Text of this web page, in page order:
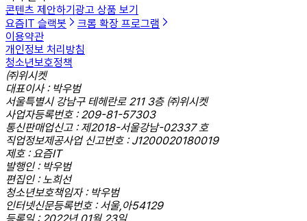
콘텐츠 제안하기 광고 상품 보기
요즘IT 슬랙봇
크롬 확장 프로그램
이용약관
개인정보 처리방침
청소년보호정책
㈜위시켓
대표이사 : 박우범
서울특별시 강남구 테헤란로 211 3층 ㈜위시켓
사업자등록번호 : 209-81-57303
통신판매업신고 : 제2018-서울강남-02337 호
직업정보제공사업 신고번호 : J1200020180019
제호 : 요즘IT
발행인 : 박우범
편집인 : 노희선
청소년보호책임자 : 박우범
인터넷신문등록번호 : 서울,아54129